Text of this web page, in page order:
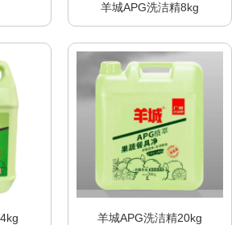
羊城APG洗洁精8kg
羊城APG洗洁精20kg